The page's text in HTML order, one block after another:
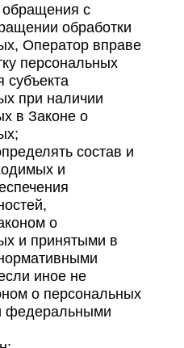
обращения с
обработки
Оператор вправе
персональных
субъекта
при наличии
в Законе о
состав и
и
о
и принятыми в
иное не
о персональных
федеральными